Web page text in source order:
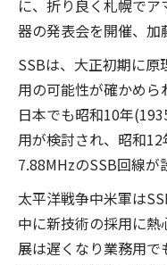
に、折り良く札幌で
器の発表会を開催、加
SSBは、大正初期に
用の可能性が確かめら
日本でも昭和10年
用が検討され、昭和
7.88MHzのSSB回線が
太平洋戦争中米軍は
中に新技術の採用に
展は遅くなり業務用